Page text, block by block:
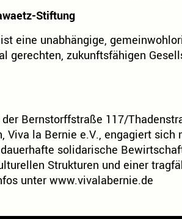
Stiftung
eine unabhängige,
gerechten, zukunftsfähigen
Bernstorffstraße 117/
Viva la Bernie e.V., engagiert
solidarische
Strukturen und einer
unterwww.vivalabernie.de